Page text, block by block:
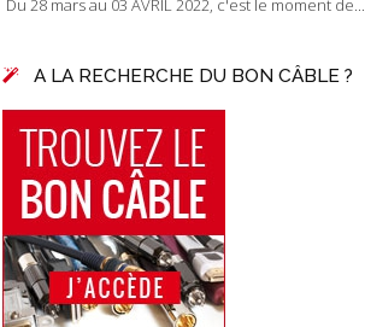
Du 28 mars au 03 AVRIL 2022, c'est le moment de...
A LA RECHERCHE DU BON CÂBLE ?